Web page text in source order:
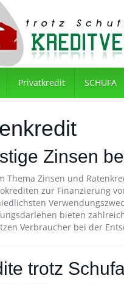
Privatkredit SCHUFA
Zinsen
Thema Zinsen und
zur Finanzierung
bieten
Verbraucher bei der
trotz